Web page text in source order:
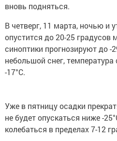
вновь подняться.
В четверг, 11 марта, ночью и
опустится до 20-25 градусов
синоптики прогнозируют до -
небольшой снег, температура
-17°С.
Уже в пятницу осадки
не будет опускаться ниже -
колебаться в пределах 7-12